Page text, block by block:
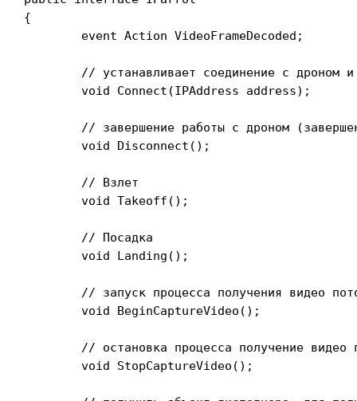
{
	event Action
VideoFrameDecoded;
	void Connect(IPAddress address);
	void Disconnect();
	void Takeoff();
	void Landing();
	void BeginCaptureVideo();
	void StopCaptureVideo();